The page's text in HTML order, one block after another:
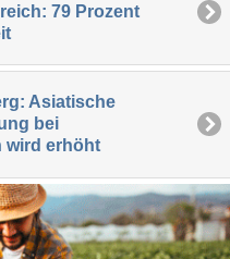
79 Prozent
Asiatische
bei
wird erhöht